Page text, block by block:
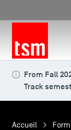
L'école
From Fall
Track
Accueil